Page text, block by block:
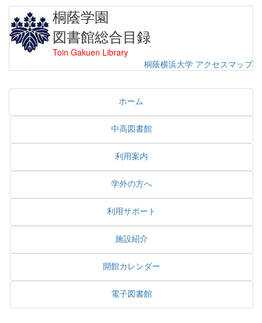
桐蔭学園
図書館総合目録
Toin Gakuen Library
桐蔭横浜大学 アクセスマップ
ホーム
中高図書館
利用案内
学外の方へ
利用サポート
施設紹介
開館カレンダー
電子図書館